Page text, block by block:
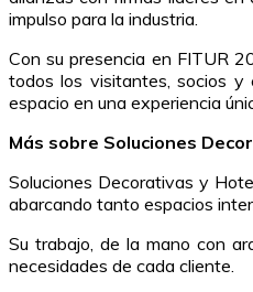
impulso para la industria.
Con su presencia en FITUR
todos los visitantes, socios y
espacio en una experiencia
Más sobre Soluciones
Soluciones Decorativas y
abarcando tanto espacios
Su trabajo, de la mano con
necesidades de cada cliente.